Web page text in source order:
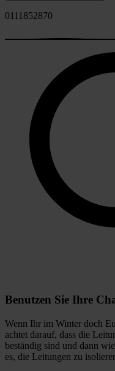
0111852870
Benutzen Sie Ihre
Wenn Ihr im Winter doch
achtet darauf, dass die
beständig sind und dann
es, die Leitungen zu